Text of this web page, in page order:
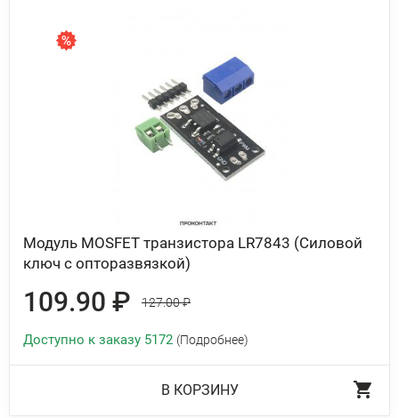
Модуль MOSFET транзистора LR7843 (Силовой
ключ с опторазвязкой)
109.90 ₽ 127.00 ₽
Доступно к заказу 5172 (Подробнее)
В КОРЗИНУ